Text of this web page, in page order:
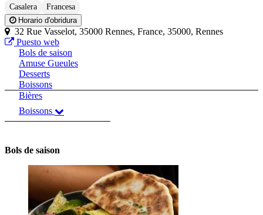
Casalera
Francesa
Horario d'obridura
32 Rue Vasselot, 35000 Rennes, France, 35000, Rennes
Puesto web
Bols de saison
Amuse Gueules
Desserts
Boissons
Bières
Boissons
Bols de saison